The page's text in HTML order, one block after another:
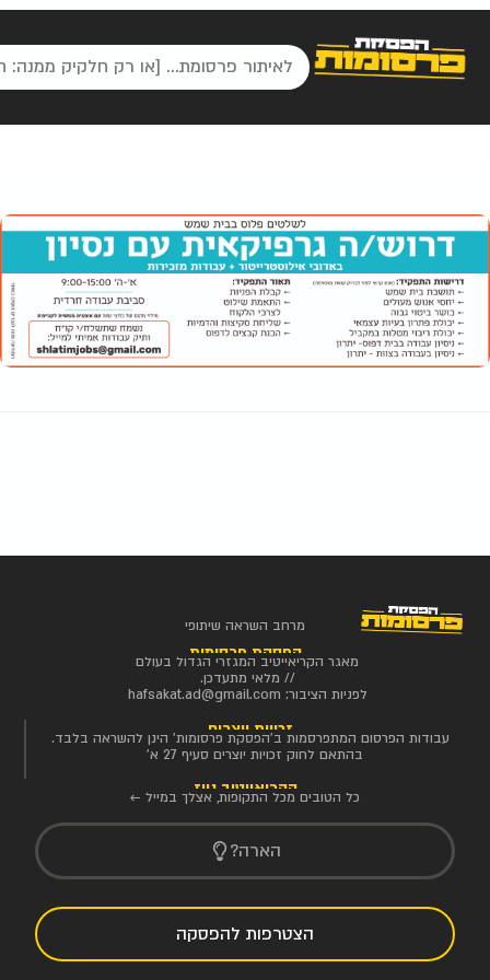
מרחב השראה שיתופי
הפסקת פרסומות
מאגר הקריאייטיב המגזרי הגדול בעולם
// מלאי מתעדכן.
לפניות הציבור: hafsakat.ad@gmail.com
זכויות יוצרים
עבודות הפרסום המתפרסמות ב'הפסקת פרסומות' הינן להשראה בלבד.
בהתאם לחוק זכויות יוצרים סעיף 27 א'
הקריאייטיב ניוז
כל הטובים מכל התקופות, אצלך במייל ←
הארה?
הצטרפות להפסקה